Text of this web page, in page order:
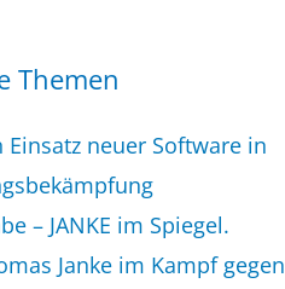
Themen
neuer Software in
– JANKE im Spiegel.
Janke im Kampf gegen